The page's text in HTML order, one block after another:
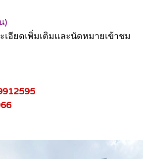
)
เอียดเพิ่มเติมและนัดหมายเข้าชม